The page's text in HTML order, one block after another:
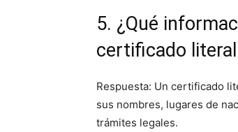
5. ¿Qué
certificado
Respuesta: Un certificado
sus nombres, lugares de
trámites legales.